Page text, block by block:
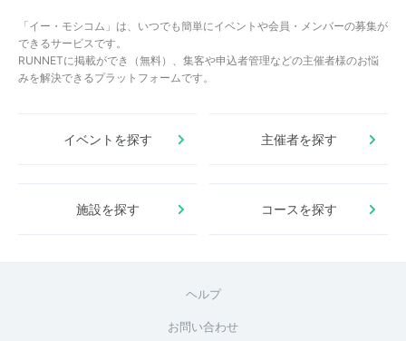
「イー・モシコム」は、いつでも簡単にイベントや会員・メンバーの募集が
できるサービスです。
RUNNETに掲載ができ（無料）、集客や申込者管理などの主催者様のお悩
みを解決できるプラットフォームです。
イベントを探す 主催者を探す
施設を探す コースを探す
ヘルプ
お問い合わせ